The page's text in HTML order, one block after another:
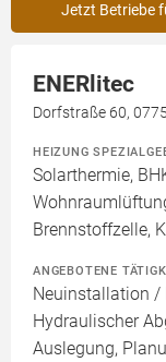
Jetzt Betriebe
ENERlitec
Dorfstraße 60,
HEIZUNG
Solarthermie,
Brennstoffzelle,
ANGEBOTENE
Neuinstallation /
Hydraulischer
Auslegung,